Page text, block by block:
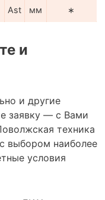
Ast мм ∗
и
и другие
заявку — с Вами
техника
выбором наиболее
условия